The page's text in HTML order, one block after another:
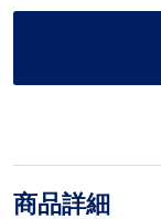
商品詳細